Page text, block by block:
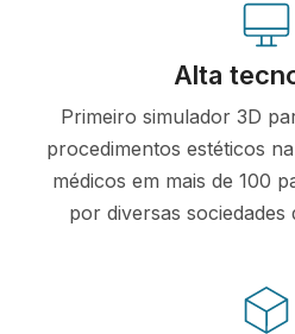
Alta
Primeiro simulador 3D
procedimentos estéticos
médicos em mais de 100
por diversas sociedades